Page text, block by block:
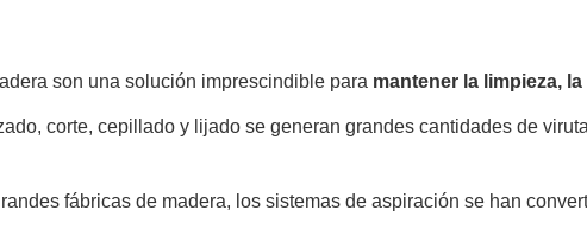
son una solución imprescindible para mantener la limpieza,
corte, cepillado y lijado se generan grandes cantidades de
fábricas de madera, los sistemas de aspiración se han